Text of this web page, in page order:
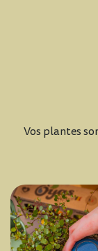
Vos plantes